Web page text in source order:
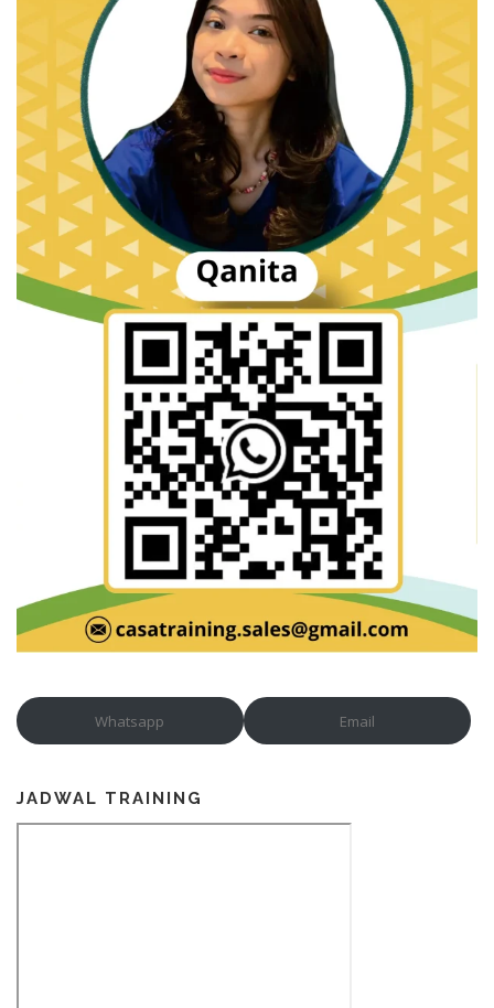
Whatsapp Email
JADWAL TRAINING